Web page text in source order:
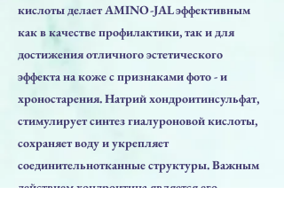
кислоты делает AMINO-JAL эффективным
как в качестве профилактики, так и для
достижения отличного эстетического
эффекта на коже с признаками фото - и
хроностарения. Натрий хондроитинсульфат,
стимулирует синтез гиалуроновой кислоты,
сохраняет воду и укрепляет
соединительнотканные структуры. Важным
действием хондроитина является его